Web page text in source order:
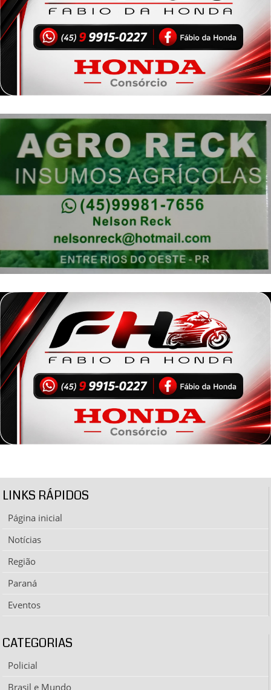
LINKS RÁPIDOS
Página inicial
Notícias
Região
Paraná
Eventos
CATEGORIAS
Policial
Brasil e Mundo